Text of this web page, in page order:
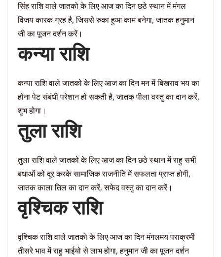
सिंह राशि वाले जातको के लिए आज का दिन छठे स्थान में मंगल
विजय कारक ग्रह है, जिससे रुका हुआ काम बनेगा, जातक हनुमान
जी का पूजन दर्शन करें।
कन्या राशि
कन्या राशि वाले जातको के लिए आज का दिन मन में बिखराव भय का
होना पेट संबंधी परेशान हो सकती है, जातक पीला वस्तु का दान करें,
शुभ होगा।
तुला राशि
तुला राशि वाले जातको के लिए आज का दिन छठे स्थान में राहु सभी
बधाओं को दूर करके सामाजिक राजनीति में सफलता प्राप्त होगी,
जातक काला तिल का दान करें, सफेद वस्तु का दान करें।
वृश्चिक राशि
वृश्चिक राशि वाले जातको के लिए आज का दिन मंगलमय पराक्रमी
तीसरे भाव में राहु भाईयो से लाभ होगा, हनुमान जी का पूजन दर्शन